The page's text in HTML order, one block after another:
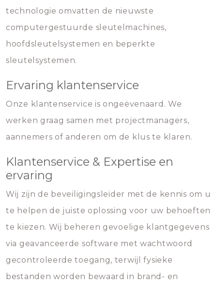
technologie omvatten de nieuwste
computergestuurde sleutelmachines,
hoofdsleutelsystemen en beperkte
sleutelsystemen.
Ervaring klantenservice
Onze klantenservice is ongeëvenaard. We
werken graag samen met projectmanagers,
aannemers of anderen om de klus te klaren.
Klantenservice & Expertise en
ervaring
Wij zijn de beveiligingsleider met de kennis om u
te helpen de juiste oplossing voor uw behoeften
te kiezen. Wij beheren gevoelige klantgegevens
via geavanceerde software met wachtwoord
gecontroleerde toegang, terwijl fysieke
bestanden worden bewaard in brand- en